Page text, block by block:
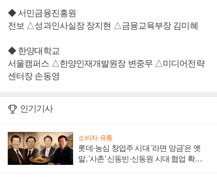
◆ 서민금융진흥원
전보 △성과인사실장 장지현 △금융교육부장 김미혜
◆ 한양대학교
서울캠퍼스 △한양인재개발원장 변중무 △미디어전략
센터장 손동영
인기기사
소비자·유통
롯데·농심 창업주 시대 '라면 앙금'은 옛
말, '사촌' 신동빈·신동원 시대 협업 확대